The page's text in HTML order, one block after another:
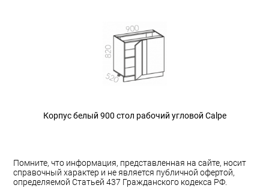
Корпус белый 900 стол рабочий угловой Calpe
Помните, что информация, представленная на сайте, носит
справочный характер и не является публичной офертой,
определяемой Статьей 437 Гражданского кодекса РФ.